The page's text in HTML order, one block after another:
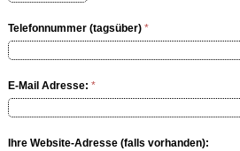
Telefonnummer (tagsüber) *
E-Mail Adresse: *
Ihre Website-Adresse (falls vorhanden):